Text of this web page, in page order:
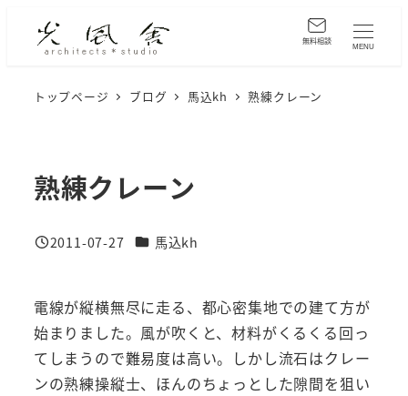
MENU
トップページ ブログ 馬込kh 熟練クレーン
熟練クレーン
投稿日
2011-07-27 カテゴリー
馬込kh
電線が縦横無尽に走る、都心密集地での建て方が
始まりました。風が吹くと、材料がくるくる回っ
てしまうので難易度は高い。しかし流石はクレー
ンの熟練操縦士、ほんのちょっとした隙間を狙い
無料相談